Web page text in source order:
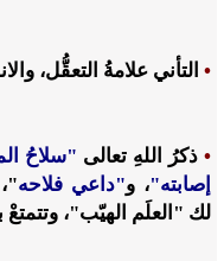
• التأني علامةُ التعقُّل،
• ذكرُ اللهِ تعالى "سلاحُ
إصابته"، و"داعي فلاحه
لك "العلَم الهيّب"، وتتمتعْ